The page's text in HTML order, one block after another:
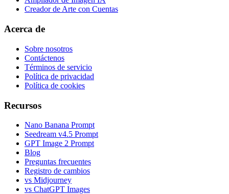
Creador de Arte con Cuentas
Acerca de
Sobre nosotros
Contáctenos
Términos de servicio
Política de privacidad
Política de cookies
Recursos
Nano Banana Prompt
Seedream v4.5 Prompt
GPT Image 2 Prompt
Blog
Preguntas frecuentes
Registro de cambios
vs Midjourney
vs ChatGPT Images